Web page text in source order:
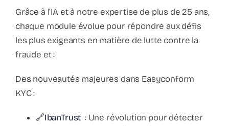
Grâce à l’IA et à notre expertise de plus de 25 ans,
chaque module évolue pour répondre aux défis
les plus exigeants en matière de lutte contre la
fraude et :
Des nouveautés majeures dans Easyconform
KYC :
🔗IbanTrust : Une révolution pour détecter